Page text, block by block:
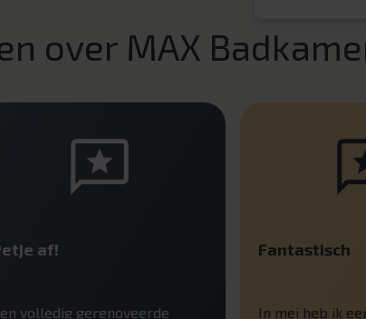
over MAX
af!
volledig gerenoveerde
Fantastisch
In mei heb ik